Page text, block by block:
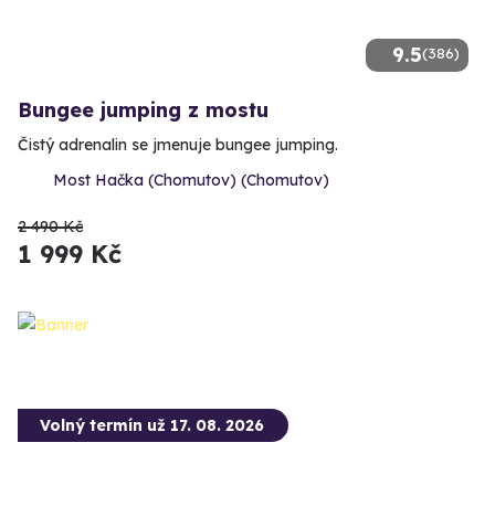
9.5(386)
Bungee jumping z mostu
Čistý adrenalin se jmenuje bungee jumping.
Most Hačka (Chomutov) (Chomutov)
2 490 Kč
1 999 Kč
Volný termín už 17. 08. 2026